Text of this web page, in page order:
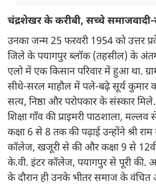
चंद्रशेखर के करीबी, सच्चे समाजवादी-
उनका जन्म 25 फरवरी 1954 को उत्तर
जिले के पयागपुर ब्लॉक (तहसील) के
एलो में एक किसान परिवार में हुआ था.
सीधे-सरल माहौल में पले-बढ़े सूर्य कुमार
सत्य, निष्ठा और परोपकार के संस्कार
शिक्षा गाँव की प्राइमरी पाठशाला,
कक्षा 6 से 8 तक की पढ़ाई उन्होंने श्री
कॉलेज, खजूरी से की और कक्षा 9 से
के.वी. इंटर कॉलेज, पयागपुर से पूरी की.
के दौरान ही उनके भीतर समाज के वंचित